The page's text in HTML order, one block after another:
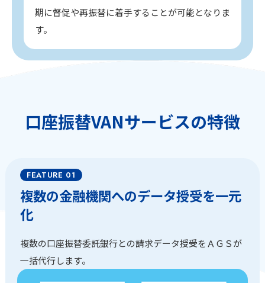
期に督促や再振替に着手することが可能となりま
す。
口座振替VANサービスの特徴
複数の金融機関へのデータ授受を一元
化
複数の口座振替委託銀行との請求データ授受をＡＧＳが
一括代行します。